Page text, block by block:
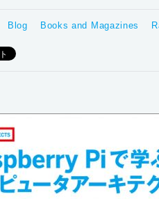
Blog Books and Magazines